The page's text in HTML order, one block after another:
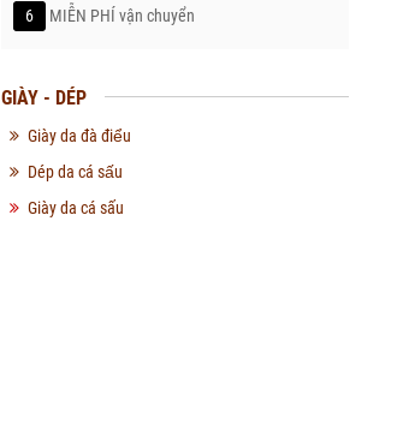
6
MIỄN PHÍ vận chuyển
GIÀY - DÉP
Giày da đà điểu
Dép da cá sấu
Giày da cá sấu